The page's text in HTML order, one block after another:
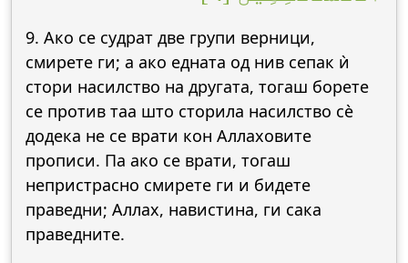
9. Ако се судрат две групи верници,
смирете ги; а ако едната од нив сепак ѝ
стори насилство на другата, тогаш борете
се против таа што сторила насилство сè
додека не се врати кон Аллаховите
прописи. Па ако се врати, тогаш
непристрасно смирете ги и бидете
праведни; Аллах, навистина, ги сака
праведните.